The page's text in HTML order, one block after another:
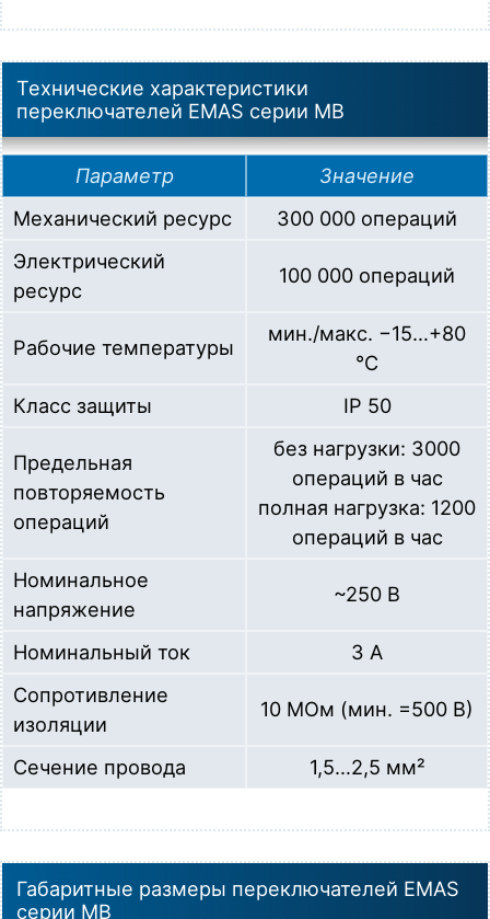
Технические характеристики
переключателей EMAS серии MB
Параметр
Значение
Механический ресурс
300 000 операций
Электрический
ресурс
100 000 операций
Рабочие температуры
мин./макс. −15…+80
°C
Класс защиты
IP 50
Предельная
повторяемость
операций
без нагрузки: 3000
операций в час
полная нагрузка: 1200
операций в час
Номинальное
напряжение
~250 В
Номинальный ток
3 А
Сопротивление
изоляции
10 MОм (мин. =500 В)
Сечение провода 1,5…2,5 мм²
Габаритные размеры переключателей EMAS
серии MB